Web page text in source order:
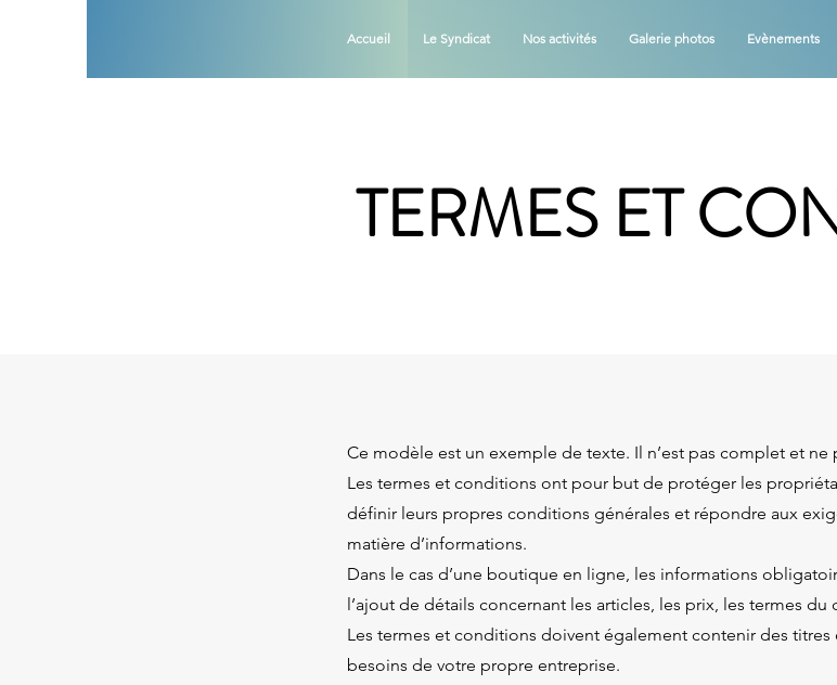
Accueil Le Syndicat Nos activités Galerie photos Evènements
TERMES ET
Ce modèle est un exemple de texte. Il n’est pas complet et ne
Les termes et conditions ont pour but de protéger les
définir leurs propres conditions générales et répondre aux
matière d’informations.
Dans le cas d’une boutique en ligne, les informations
l’ajout de détails concernant les articles, les prix, les termes du
Les termes et conditions doivent également contenir des
besoins de votre propre entreprise.